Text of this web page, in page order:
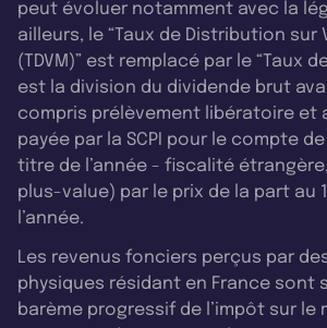
peut évoluer notamment avec la
ailleurs, le “Taux de Distribution sur
(TDVM)” est remplacé par le “Taux
est la division du dividende brut
compris prélèvement libératoire et
payée par la SCPI pour le compte
titre de l’année - fiscalité
plus-value) par le prix de la part au
l’année.
Les revenus fonciers perçus par
physiques résidant en France sont
barème progressif de l’impôt sur le